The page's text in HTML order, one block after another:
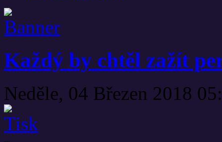
Každý by chtěl zažít
Neděle, 04 Březen 2018